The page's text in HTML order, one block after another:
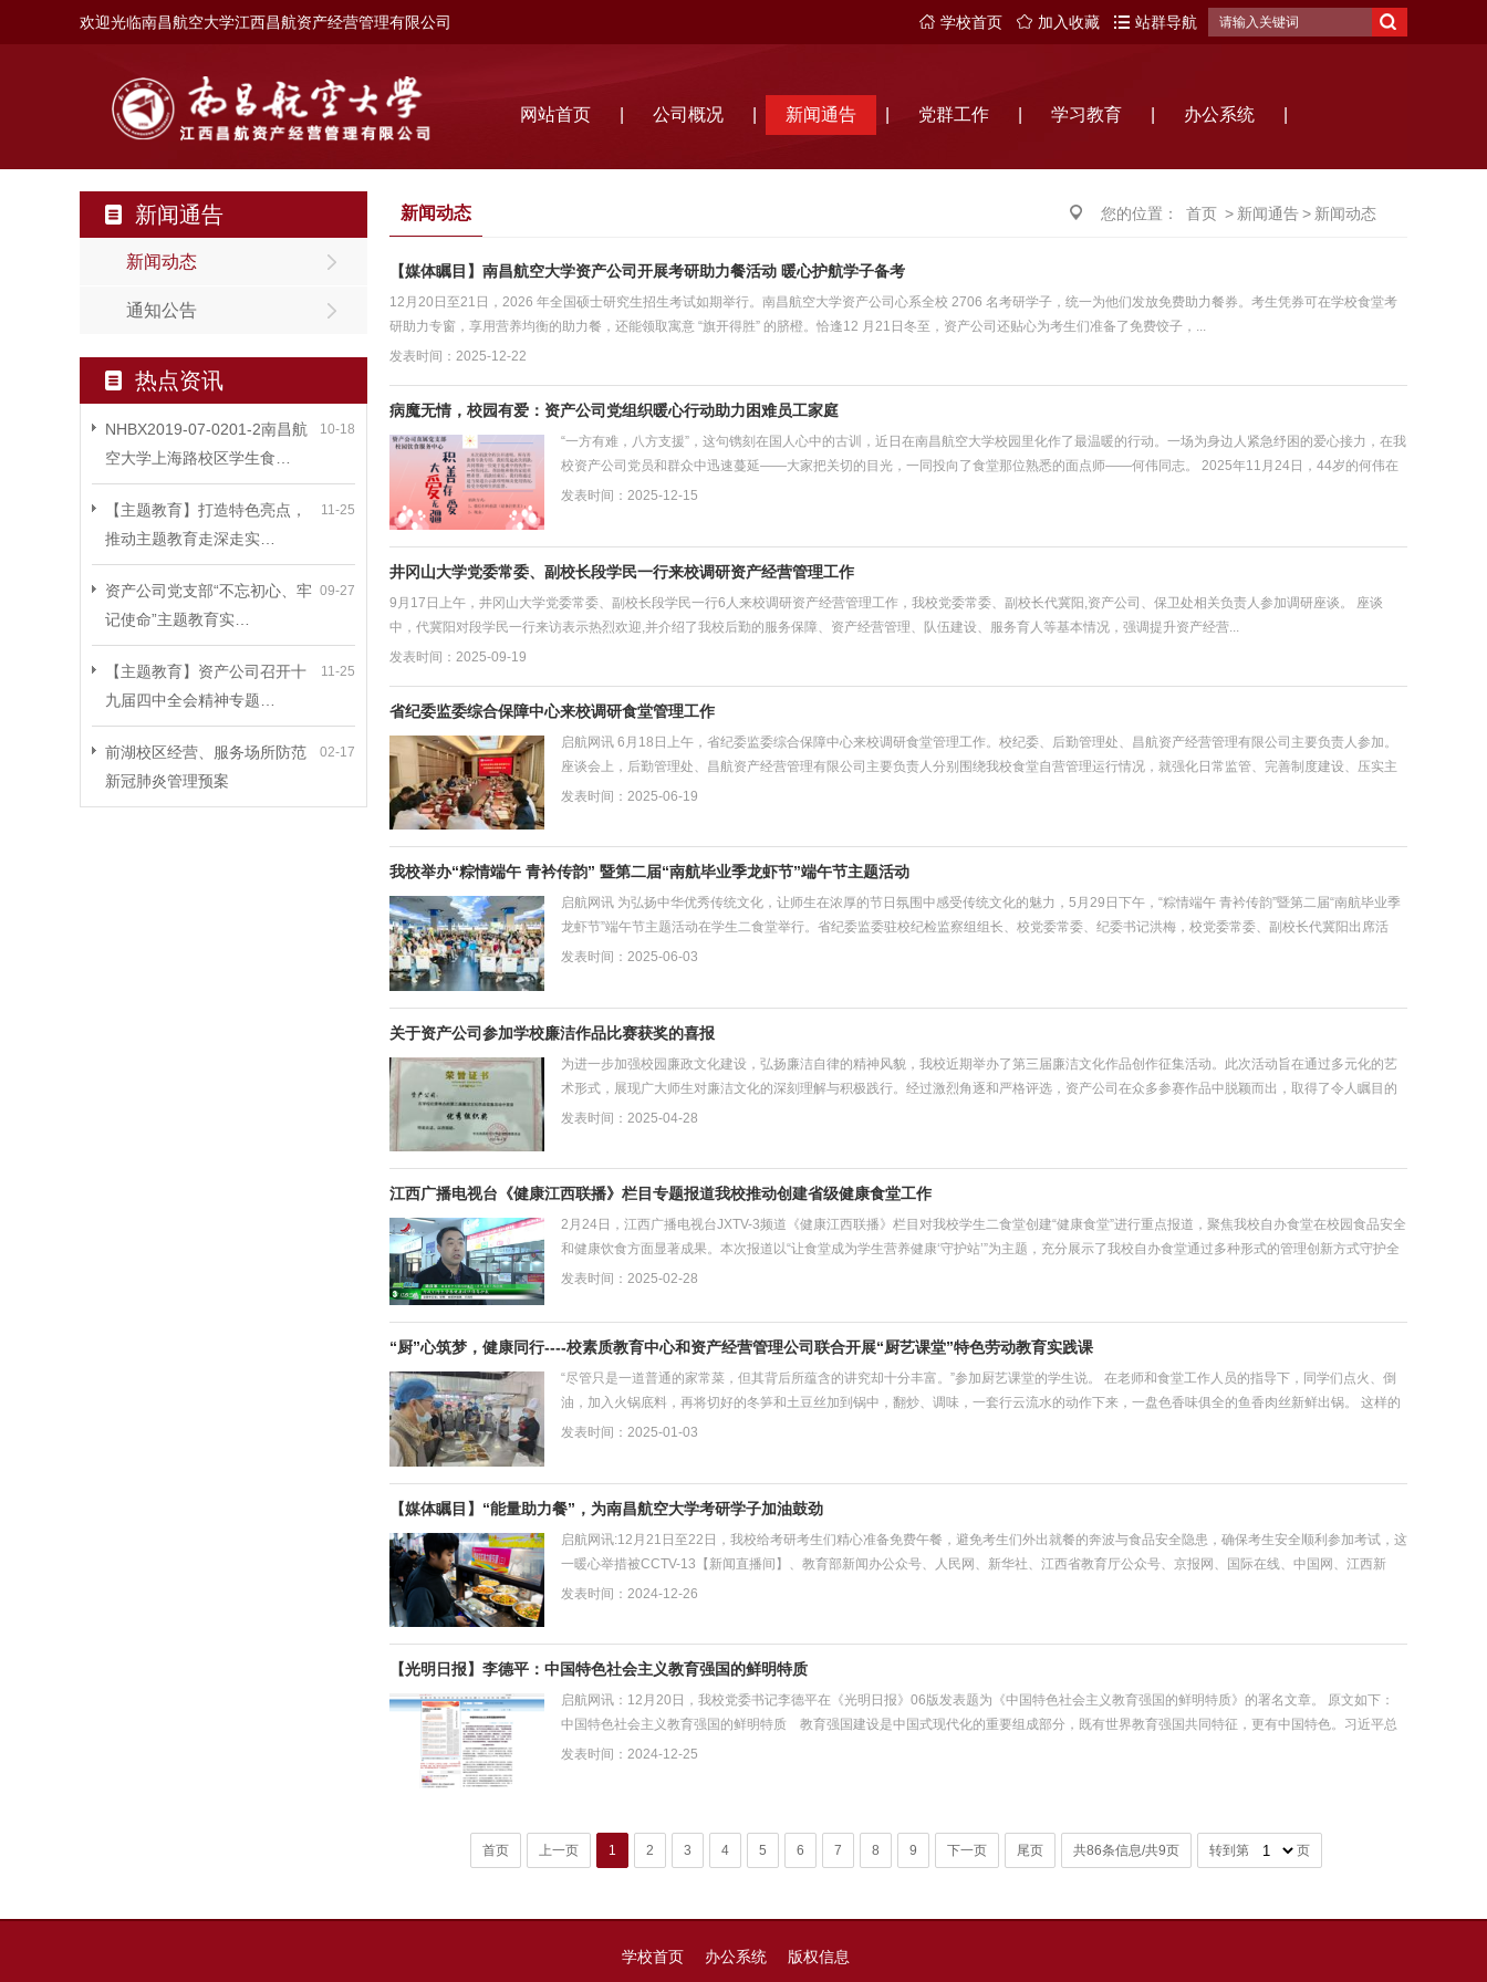
欢迎光临南昌航空大学江西昌航资产经营管理有限公司 学校首页 加入收藏 站群导航
网站首页 公司概况 新闻通告 党群工作 学习教育 办公系统
新闻通告
新闻动态
通知公告
热点资讯
10-18
NHBX2019-07-0201-2南昌航
空大学上海路校区学生食…
11-25
【主题教育】打造特色亮点，
推动主题教育走深走实…
09-27
资产公司党支部“不忘初心、牢
记使命”主题教育实…
11-25
【主题教育】资产公司召开十
九届四中全会精神专题…
02-17
前湖校区经营、服务场所防范
新冠肺炎管理预案
您的位置： 首页 > 新闻通告> 新闻动态
新闻动态
【媒体瞩目】南昌航空大学资产公司开展考研助力餐活动 暖心护航学子备考
12月20日至21日，2026 年全国硕士研究生招生考试如期举行。南昌航空大学资产公司心系全校 2706 名考研学子，统一为他们发放免费助力餐券。考生凭券可在学校食堂考
研助力专窗，享用营养均衡的助力餐，还能领取寓意 “旗开得胜” 的脐橙。恰逢12 月21日冬至，资产公司还贴心为考生们准备了免费饺子，...
发表时间：2025-12-22
病魔无情，校园有爱：资产公司党组织暖心行动助力困难员工家庭
“一方有难，八方支援”，这句镌刻在国人心中的古训，近日在南昌航空大学校园里化作了最温暖的行动。一场为身边人紧急纾困的爱心接力，在我
校资产公司党员和群众中迅速蔓延——大家把关切的目光，一同投向了食堂那位熟悉的面点师——何伟同志。 2025年11月24日，44岁的何伟在
休息时突发“脑干出血”...
发表时间：2025-12-15
井冈山大学党委常委、副校长段学民一行来校调研资产经营管理工作
9月17日上午，井冈山大学党委常委、副校长段学民一行6人来校调研资产经营管理工作，我校党委常委、副校长代冀阳,资产公司、保卫处相关负责人参加调研座谈。 座谈
中，代冀阳对段学民一行来访表示热烈欢迎,并介绍了我校后勤的服务保障、资产经营管理、队伍建设、服务育人等基本情况，强调提升资产经营...
发表时间：2025-09-19
省纪委监委综合保障中心来校调研食堂管理工作
启航网讯 6月18日上午，省纪委监委综合保障中心来校调研食堂管理工作。校纪委、后勤管理处、昌航资产经营管理有限公司主要负责人参加。
座谈会上，后勤管理处、昌航资产经营管理有限公司主要负责人分别围绕我校食堂自营管理运行情况，就强化日常监管、完善制度建设、压实主
体责任、畅通师生监督...
发表时间：2025-06-19
我校举办“粽情端午 青衿传韵” 暨第二届“南航毕业季龙虾节”端午节主题活动
启航网讯 为弘扬中华优秀传统文化，让师生在浓厚的节日氛围中感受传统文化的魅力，5月29日下午，“粽情端午 青衿传韵”暨第二届“南航毕业季
龙虾节”端午节主题活动在学生二食堂举行。省纪委监委驻校纪检监察组组长、校党委常委、纪委书记洪梅，校党委常委、副校长代冀阳出席活
动，资产经营管理公司...
发表时间：2025-06-03
关于资产公司参加学校廉洁作品比赛获奖的喜报
为进一步加强校园廉政文化建设，弘扬廉洁自律的精神风貌，我校近期举办了第三届廉洁文化作品创作征集活动。此次活动旨在通过多元化的艺
术形式，展现广大师生对廉洁文化的深刻理解与积极践行。经过激烈角逐和严格评选，资产公司在众多参赛作品中脱颖而出，取得了令人瞩目的
成绩。 本次活动公司荣获优...
发表时间：2025-04-28
江西广播电视台《健康江西联播》栏目专题报道我校推动创建省级健康食堂工作
2月24日，江西广播电视台JXTV-3频道《健康江西联播》栏目对我校学生二食堂创建“健康食堂”进行重点报道，聚焦我校自办食堂在校园食品安全
和健康饮食方面显著成果。本次报道以“让食堂成为学生营养健康‘守护站’”为主题，充分展示了我校自办食堂通过多种形式的管理创新方式守护全
校师生饮食健康。...
发表时间：2025-02-28
“厨”心筑梦，健康同行----校素质教育中心和资产经营管理公司联合开展“厨艺课堂”特色劳动教育实践课
“尽管只是一道普通的家常菜，但其背后所蕴含的讲究却十分丰富。”参加厨艺课堂的学生说。 在老师和食堂工作人员的指导下，同学们点火、倒
油，加入火锅底料，再将切好的冬笋和土豆丝加到锅中，翻炒、调味，一套行云流水的动作下来，一盘色香味俱全的鱼香肉丝新鲜出锅。 这样的
场景，每周六和周日都...
发表时间：2025-01-03
【媒体瞩目】“能量助力餐”，为南昌航空大学考研学子加油鼓劲
启航网讯:12月21日至22日，我校给考研考生们精心准备免费午餐，避免考生们外出就餐的奔波与食品安全隐患，确保考生安全顺利参加考试，这
一暖心举措被CCTV-13【新闻直播间】、教育部新闻办公众号、人民网、新华社、江西省教育厅公众号、京报网、国际在线、中国网、江西新
闻、大江网、大江新闻、江西...
发表时间：2024-12-26
【光明日报】李德平：中国特色社会主义教育强国的鲜明特质
启航网讯：12月20日，我校党委书记李德平在《光明日报》06版发表题为《中国特色社会主义教育强国的鲜明特质》的署名文章。 原文如下：
中国特色社会主义教育强国的鲜明特质 教育强国建设是中国式现代化的重要组成部分，既有世界教育强国共同特征，更有中国特色。习近平总
书记在全国教育大会上指出...
发表时间：2024-12-25
首页 上一页 1 2 3 4 5 6 7 8 9 下一页 尾页 共86条信息/共9页 转到第 页
学校首页 办公系统 版权信息